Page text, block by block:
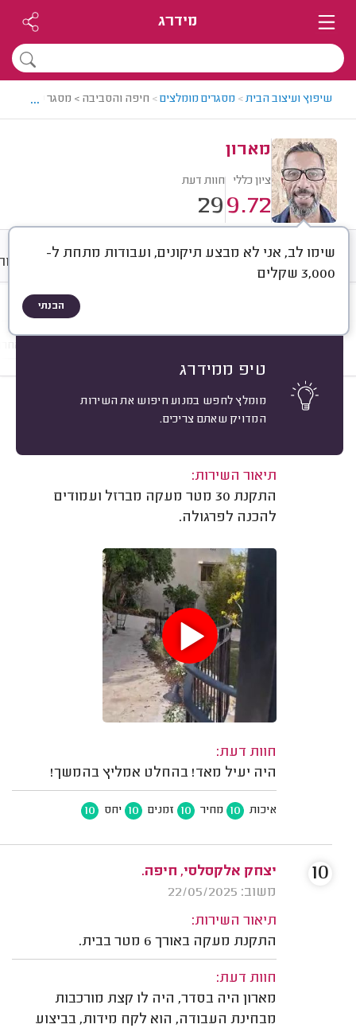
מידרג
שיפוץ ועיצוב הבית> מסגרים מומלצים> חיפה והסביבה > מסגר מומלץ -
...
מארון
ציון כללי
9.72
חוות דעת
29
שימו לב, אני לא מבצע תיקונים, ועבודות מתחת ל-
3,000 שקלים
הבנתי
טיפ ממידרג
מומלץ לחפש במנוע חיפוש את השירות
המדויק שאתם צריכים.
חוות דעת ממוצע גלריה
עבודות
גיא הירש, תמרת.
אשרור: 29/04/2025
תיאור השירות:
התקנת 30 מטר מעקה מברזל ועמודים
להכנה לפרגולה.
חוות דעת:
היה יעיל מאד! בהחלט אמליץ בהמשך!
איכות 10 מחיר 10 זמנים 10 יחס 10
10
יצחק אלקסלסי, חיפה.
משוב: 22/05/2025
תיאור השירות:
התקנת מעקה באורך 6 מטר בבית.
חוות דעת:
מארון היה בסדר, היה לו קצת מורכבות
מבחינת העבודה, הוא לקח מידות, בביצוע
10